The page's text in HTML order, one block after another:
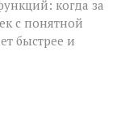
когда за
с понятной
быстрее и